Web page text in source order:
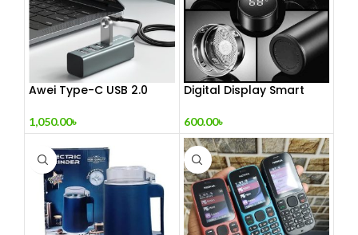
Awei Type-C USB 2.0
1,050.00৳
Digital Display Smart
600.00৳